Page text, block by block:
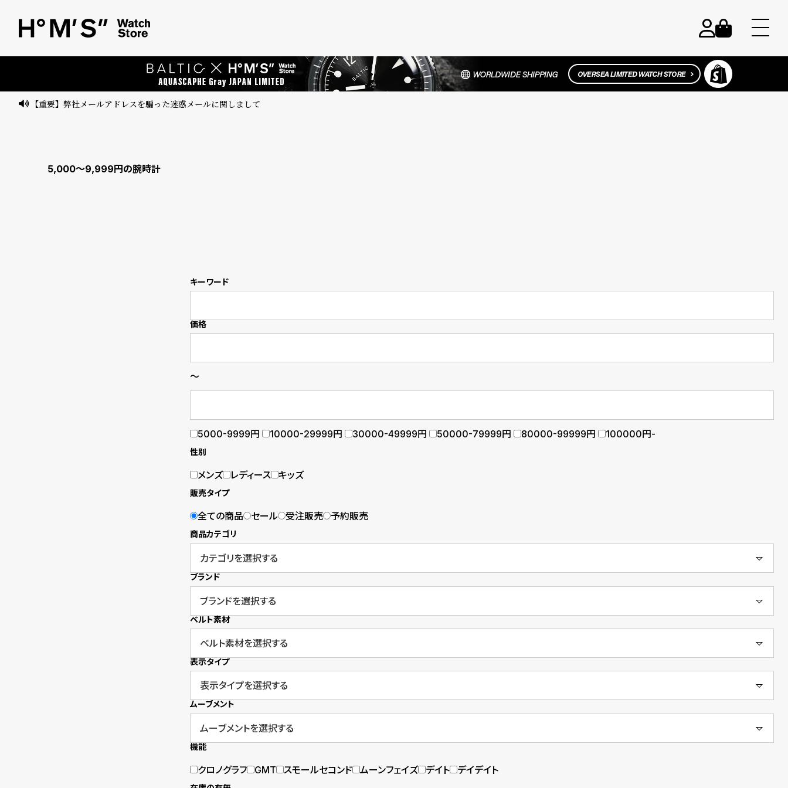
ト
ウ
【重要】弊社メールアドレスを騙った迷惑メールに関しまして
5,000～9,999円の腕時計
キーワード
価格
～
5000-9999円 10000-29999円 30000-49999円 50000-79999円 80000-99999円 100000円-
性別
メンズ レディース キッズ
販売タイプ
全ての商品 セール 受注販売 予約販売
商品カテゴリ
ブランド
ベルト素材
表示タイプ
ムーブメント
機能
クロノグラフ GMT スモールセコンド ムーンフェイズ デイト デイデイト